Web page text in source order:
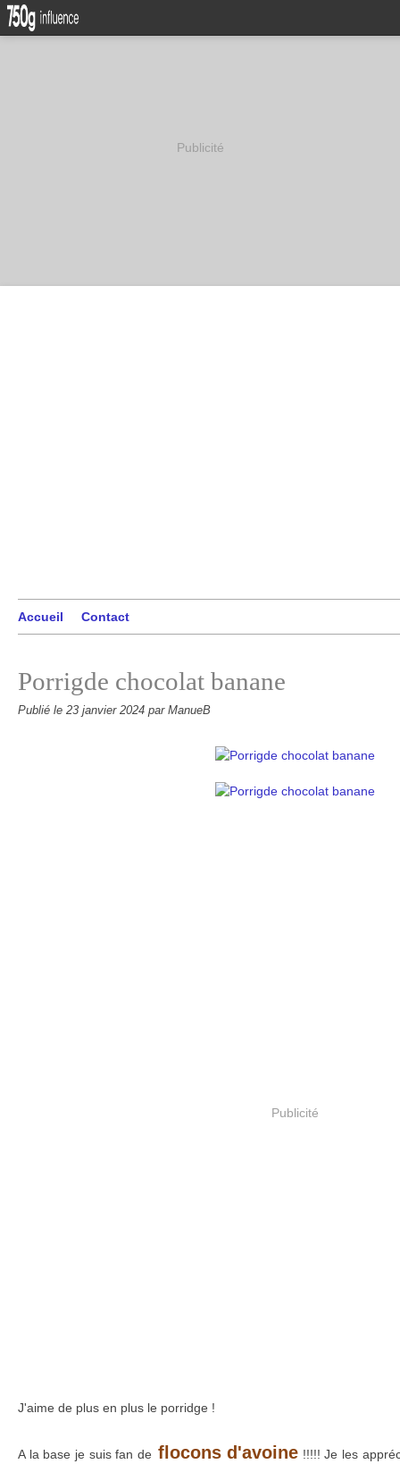
Publicité
Accueil Contact
Porrigde chocolat banane
Publié le 23 janvier 2024 par ManueB
Publicité
J'aime de plus en plus le porridge !
A la base je suis fan de flocons d'avoine !!!!! Je les